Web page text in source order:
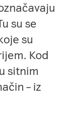
su se
su
Kod
sitnim
– iz